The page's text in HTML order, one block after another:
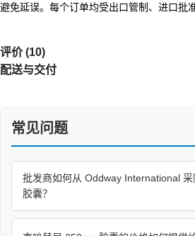
避免延误。每个订单均受出口管制、进口批
评价 (10)
配送与交付
常见问题
批发商如何从 Oddway International
胶囊？